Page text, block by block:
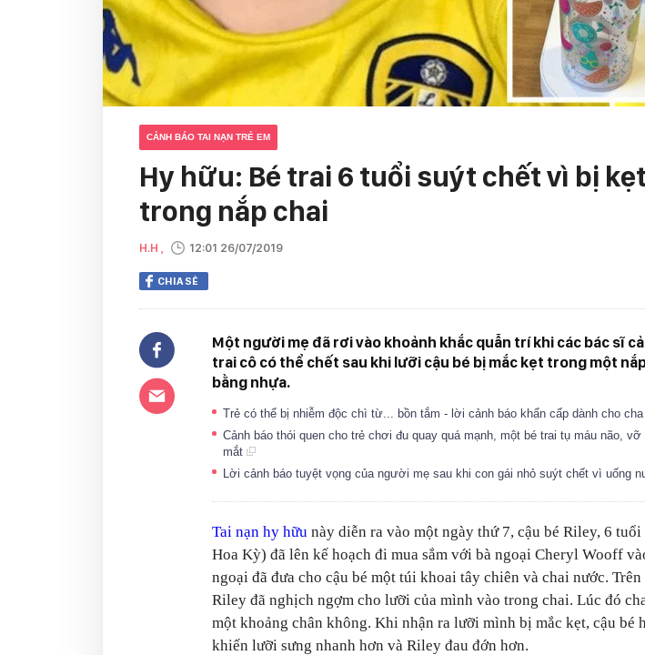
CẢNH BÁO TAI NẠN TRẺ EM
Hy hữu: Bé trai 6 tuổi suýt chết vì bị
trong nắp chai
H.H , 12:01 26/07/2019
CHIA SẺ
Một người mẹ đã rơi vào khoảnh khắc quẫn trí khi các bác sĩ
trai cô có thể chết sau khi lưỡi cậu bé bị mắc kẹt trong một
bằng nhựa.
Trẻ có thể bị nhiễm độc chì từ... bồn tắm - lời cảnh báo khẩn cấp dành cho
Cảnh báo thói quen cho trẻ chơi đu quay quá mạnh, một bé trai tụ máu não, vỡ
mắt
Lời cảnh báo tuyệt vọng của người mẹ sau khi con gái nhỏ suýt chết vì uống
Tai nạn hy hữu này diễn ra vào một ngày thứ 7, cậu bé Riley, 6 tuổi
Hoa Kỳ) đã lên kế hoạch đi mua sắm với bà ngoại Cheryl Wooff
ngoại đã đưa cho cậu bé một túi khoai tây chiên và chai nước.
Riley đã nghịch ngợm cho lưỡi của mình vào trong chai. Lúc đó
một khoảng chân không. Khi nhận ra lưỡi mình bị mắc kẹt, cậu bé
khiến lưỡi sưng nhanh hơn và Riley đau đớn hơn.